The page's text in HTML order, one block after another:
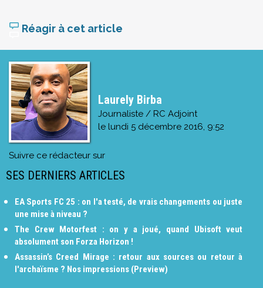
Réagir à cet article
Laurely Birba
Journaliste / RC Adjoint
le lundi 5 décembre 2016, 9:52
Suivre ce rédacteur sur
SES DERNIERS ARTICLES
EA Sports FC 25 : on l'a testé, de vrais changements ou juste
une mise à niveau ?
The Crew Motorfest : on y a joué, quand Ubisoft veut
absolument son Forza Horizon !
Assassin’s Creed Mirage : retour aux sources ou retour à
l'archaïsme ? Nos impressions (Preview)